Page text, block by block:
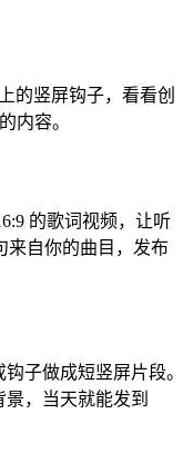
的竖屏钩子，看看创
内容。
的歌词视频，让听
来自你的曲目，发布
子做成短竖屏片段。
，当天就能发到